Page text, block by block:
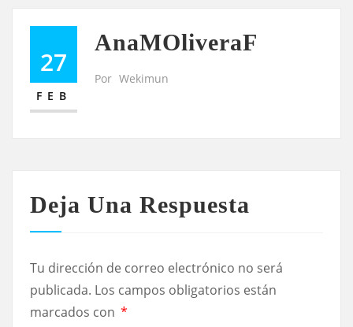
27
FEB
AnaMOliveraF
Por Wekimun
Deja Una Respuesta
Tu dirección de correo electrónico no será
publicada. Los campos obligatorios están
marcados con *